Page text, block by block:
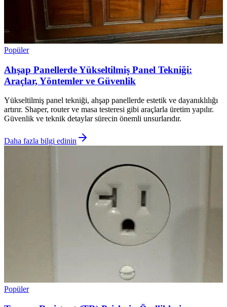
Popüler
Ahşap Panellerde Yükseltilmiş Panel Tekniği:
Araçlar, Yöntemler ve Güvenlik
Yükseltilmiş panel tekniği, ahşap panellerde estetik ve dayanıklılığı
artırır. Shaper, router ve masa testeresi gibi araçlarla üretim yapılır.
Güvenlik ve teknik detaylar sürecin önemli unsurlarıdır.
Daha fazla bilgi edinin
Popüler